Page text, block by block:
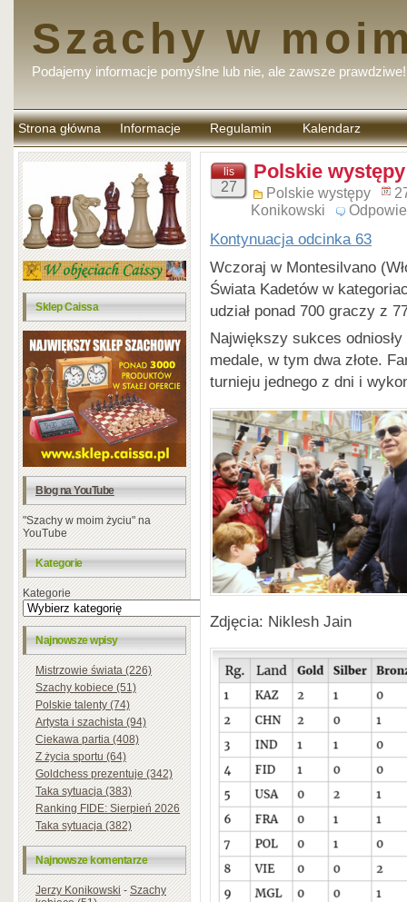
Szachy w
Podajemy informacje pomyślne lub nie, ale zawsze prawdziwe!
Strona główna Informacje Regulamin
komentarzy
Kalendarz
Sklep Caissa
Blog na YouTube
"Szachy w moim życiu" na
YouTube
Kategorie
Kategorie
Najnowsze wpisy
Mistrzowie świata (226)
Szachy kobiece (51)
Polskie talenty (74)
Artysta i szachista (94)
Ciekawa partia (408)
Z życia sportu (64)
Goldchess prezentuje (342)
Taka sytuacja (383)
Ranking FIDE: Sierpień 2026
Taka sytuacja (382)
Najnowsze komentarze
Jerzy Konikowski-Szachy
lis
27
Polskie występy
Polskie występy
Konikowski
Kontynuacja odcinka 63
Wczoraj w Montesilvano
Świata Kadetów w
udział ponad 700 graczy z
Największy sukces
medale, w tym dwa złote.
turnieju jednego z dni i
Zdjęcia: Niklesh Jain